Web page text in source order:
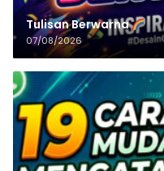
Tulisan‌‌‌‌‌‌‌‌‌‌‌‌‌‌‌‌ Berwarna
07/08/2026